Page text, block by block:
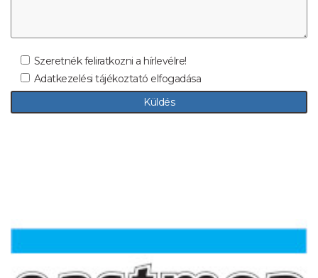
Szeretnék feliratkozni a hírlevélre!
Adatkezelési tájékoztató elfogadása